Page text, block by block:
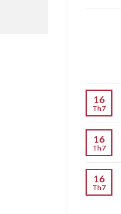
16
Th7
16
Th7
16
Th7